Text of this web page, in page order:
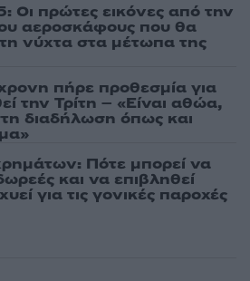
Οι πρώτες εικόνες από την
αεροσκάφους που θα
τη νύχτα στα μέτωπα της
πήρε προθεσμία για
την Τρίτη – «Είναι αθώα,
διαδήλωση όπως και
Πότε μπορεί να
και να επιβληθεί
για τις γονικές παροχές